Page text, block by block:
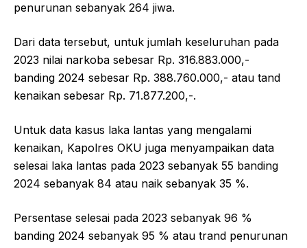
penurunan sebanyak 264 jiwa.
Dari data tersebut, untuk jumlah keseluruhan pada
2023 nilai narkoba sebesar Rp. 316.883.000,-
banding 2024 sebesar Rp. 388.760.000,- atau tand
kenaikan sebesar Rp. 71.877.200,-.
Untuk data kasus laka lantas yang mengalami
kenaikan, Kapolres OKU juga menyampaikan data
selesai laka lantas pada 2023 sebanyak 55 banding
2024 sebanyak 84 atau naik sebanyak 35 %.
Persentase selesai pada 2023 sebanyak 96 %
banding 2024 sebanyak 95 % atau trand penurunan